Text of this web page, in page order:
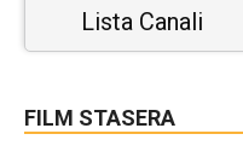
Lista Canali
FILM STASERA